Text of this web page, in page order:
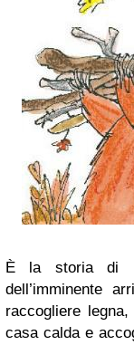
È la storia di
dell’imminente
raccogliere
casa calda e